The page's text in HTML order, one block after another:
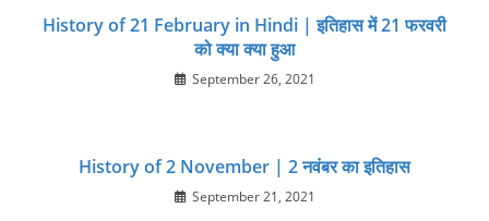
History of 21 February in Hindi | इतिहास में 21 फरवरी
को क्या क्या हुआ
September 26, 2021
History of 2 November | 2 नवंबर का इतिहास
September 21, 2021